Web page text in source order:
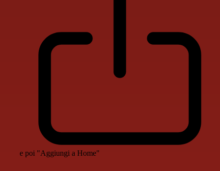
e poi "Aggiungi a Home"